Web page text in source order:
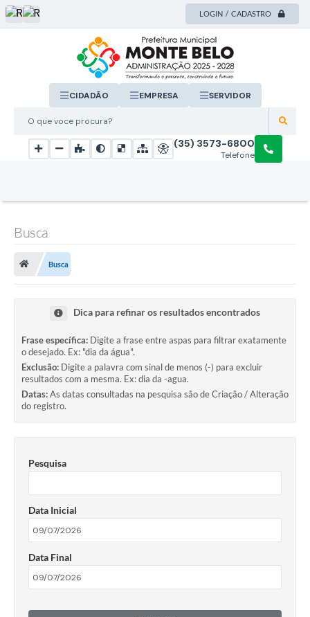
LOGIN / CADASTRO
O que voce procura?
CIDADÃO EMPRESA SERVIDOR
Telefone
(35) 3573-6800
Busca
Busca
Dica para refinar os resultados encontrados
Frase específica: Digite a frase entre aspas para filtrar exatamente
o desejado. Ex: "dia da água".
Exclusão: Digite a palavra com sinal de menos (-) para excluir
resultados com a mesma. Ex: dia da -agua.
Datas:As datas consultadas na pesquisa são de Criação / Alteração
do registro.
Pesquisa
Data Inicial
Data Final